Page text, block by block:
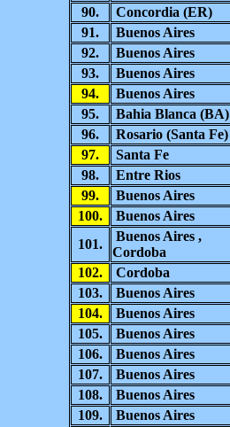
90.
Concordia (ER)
91.
Buenos Aires
92.
Buenos Aires
93.
Buenos Aires
94.
Buenos Aires
95.
Bahia Blanca (BA)
96.
Rosario (Santa Fe)
97.
Santa Fe
98.
Entre Rios
99.
Buenos Aires
100.
Buenos Aires
101.
Buenos Aires ,
Cordoba
102.
Cordoba
103.
Buenos Aires
104.
Buenos Aires
105.
Buenos Aires
106.
Buenos Aires
107.
Buenos Aires
108.
Buenos Aires
109.
Buenos Aires